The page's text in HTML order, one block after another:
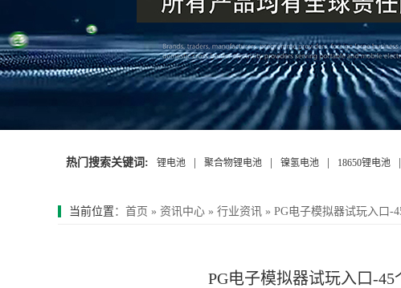
热门搜索关键词: 锂电池 聚合物锂电池 镍氢电池 18650锂电池
当前位置 ： 首页 » 资讯中心 » 行业资讯 » PG电子模拟器试玩入口-
PG电子模拟器试玩入口-